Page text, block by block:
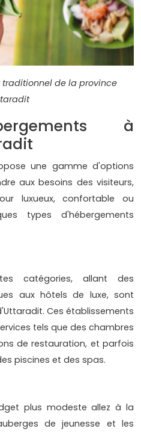
de la province
à
une gamme d'options
aux besoins des visiteurs,
luxueux, confortable ou
types d'hébergements
catégories, allant des
aux hôtels de luxe, sont
Ces établissements
tels que des chambres
de restauration, et parfois
piscines et des spas.
plus modeste allez à la
de jeunesse et les